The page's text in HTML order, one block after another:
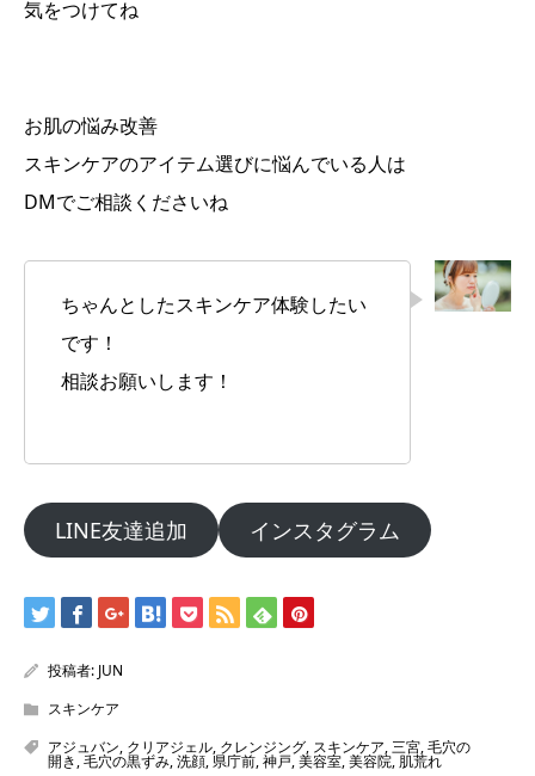
気をつけてね
お肌の悩み改善
スキンケアのアイテム選びに悩んでいる人は
DMでご相談くださいね
ちゃんとしたスキンケア体験したい
です！
相談お願いします！
LINE友達追加 インスタグラム
投稿者: JUN
スキンケア
アジュバン, クリアジェル, クレンジング, スキンケア,三宮,毛穴の
開き,毛穴の黒ずみ,洗顔,県庁前,神戸,美容室,美容院, 肌荒れ